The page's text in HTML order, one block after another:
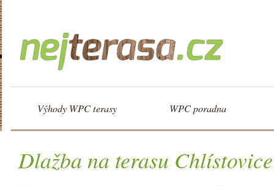
Výhody WPC terasy WPC poradna
Dlažba na terasu Chlístovice